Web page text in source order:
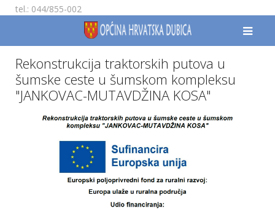
tel.: 044/855-002
Rekonstrukcija traktorskih putova u
šumske ceste u šumskom kompleksu
"JANKOVAC-MUTAVDŽINA KOSA"